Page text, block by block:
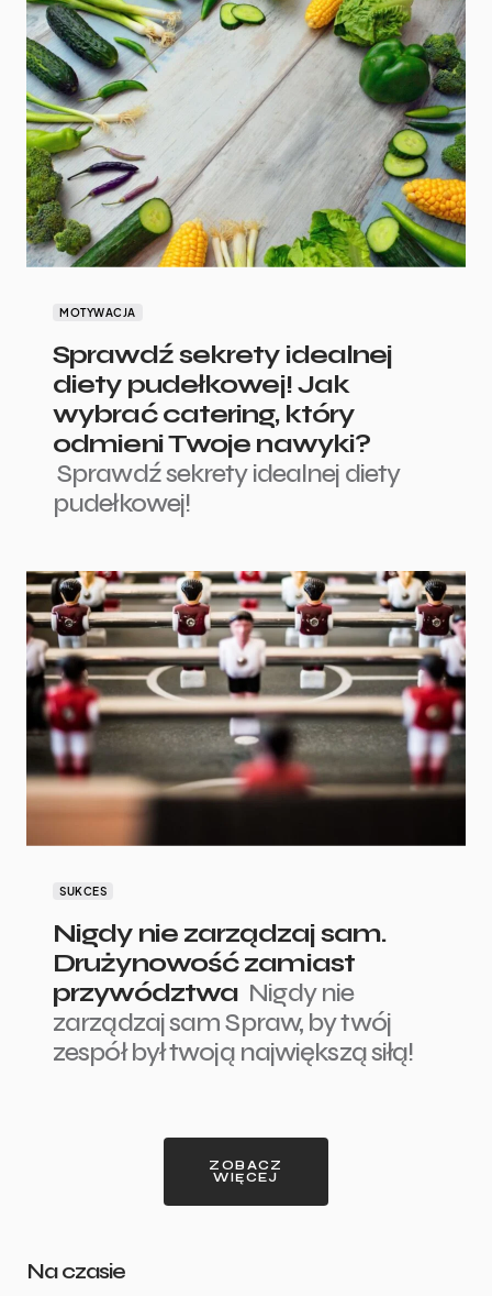
MOTYWACJA
Sprawdź sekrety idealnej
diety pudełkowej! Jak
wybrać catering, który
odmieni Twoje nawyki?
Sprawdź sekrety idealnej diety
pudełkowej!
SUKCES
Nigdy nie zarządzaj sam.
Drużynowość zamiast
przywództwa Nigdy nie
zarządzaj sam Spraw, by twój
zespół był twoją największą siłą!
ZOBACZ
WIĘCEJ
Na czasie